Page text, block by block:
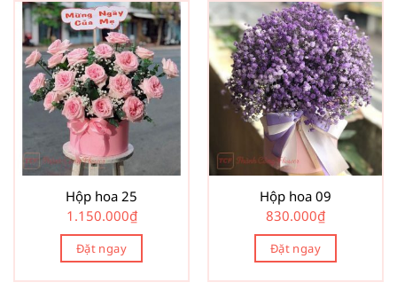
Hộp hoa 25
1.150.000₫
Đặt ngay
Hộp hoa 09
830.000₫
Đặt ngay